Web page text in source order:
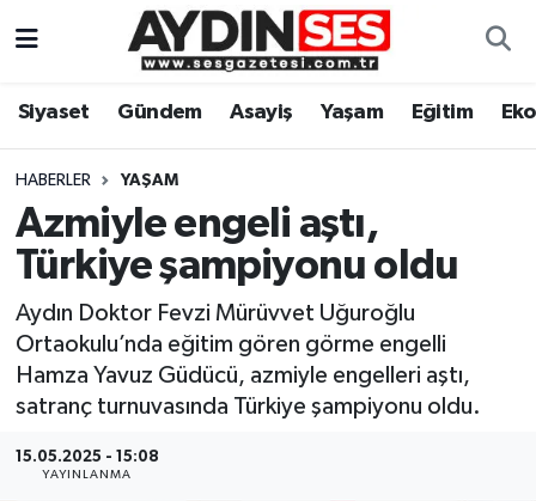
Siyaset Gündem Asayiş Yaşam Eğitim
HABERLER YAŞAM
Azmiyle engeli aştı,
Türkiye şampiyonu oldu
Aydın Doktor Fevzi Mürüvvet Uğuroğlu
Ortaokulu’nda eğitim gören görme engelli
Hamza Yavuz Güdücü, azmiyle engelleri aştı,
satranç turnuvasında Türkiye şampiyonu oldu.
15.05.2025 - 15:08
YAYINLANMA
Gündem
Siyaset
Ekonomi
Yaşam
Eğitim
Kültür Sanat
Aydın Hava Durumu
Aydin Namaz Vakitleri
Aydın Trafik Yoğunluk Haritası
Süper Lig Puan Durumu ve Fikstür
Tüm Manşetler
Son Dakika Haberleri